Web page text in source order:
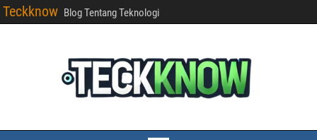
Teckknow Blog Tentang Teknologi